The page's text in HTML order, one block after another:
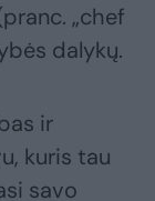
„chef
dalykų.
ir
kuris tau
savo